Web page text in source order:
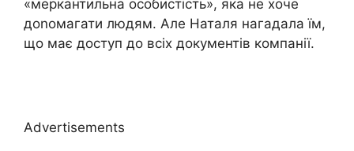
«меркантильна особистість», яка не хоче
доnомагати людям. Але Наталя нагадала їм,
що має доступ до всіх документів компанії.
Advertisements